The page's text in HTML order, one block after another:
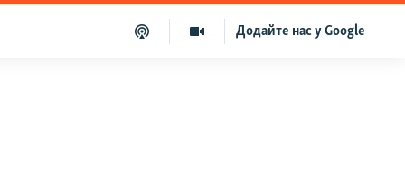
Додайте нас у Google